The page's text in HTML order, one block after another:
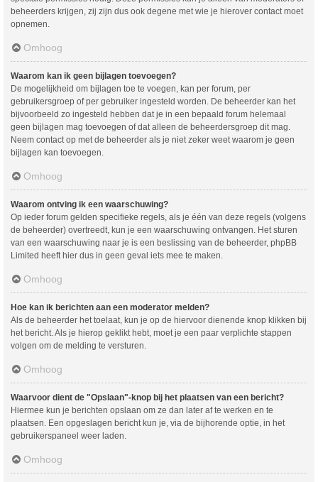
beheerders krijgen, zij zijn dus ook degene met wie je hierover contact moet
opnemen.
Omhoog
Waarom kan ik geen bijlagen toevoegen?
De mogelijkheid om bijlagen toe te voegen, kan per forum, per
gebruikersgroep of per gebruiker ingesteld worden. De beheerder kan het
bijvoorbeeld zo ingesteld hebben dat je in een bepaald forum helemaal
geen bijlagen mag toevoegen of dat alleen de beheerdersgroep dit mag.
Neem contact op met de beheerder als je niet zeker weet waarom je geen
bijlagen kan toevoegen.
Omhoog
Waarom ontving ik een waarschuwing?
Op ieder forum gelden specifieke regels, als je één van deze regels (volgens
de beheerder) overtreedt, kun je een waarschuwing ontvangen. Het sturen
van een waarschuwing naar je is een beslissing van de beheerder, phpBB
Limited heeft hier dus in geen geval iets mee te maken.
Omhoog
Hoe kan ik berichten aan een moderator melden?
Als de beheerder het toelaat, kun je op de hiervoor dienende knop klikken bij
het bericht. Als je hierop geklikt hebt, moet je een paar verplichte stappen
volgen om de melding te versturen.
Omhoog
Waarvoor dient de "Opslaan"-knop bij het plaatsen van een bericht?
Hiermee kun je berichten opslaan om ze dan later af te werken en te
plaatsen. Een opgeslagen bericht kun je, via de bijhorende optie, in het
gebruikerspaneel weer laden.
Omhoog